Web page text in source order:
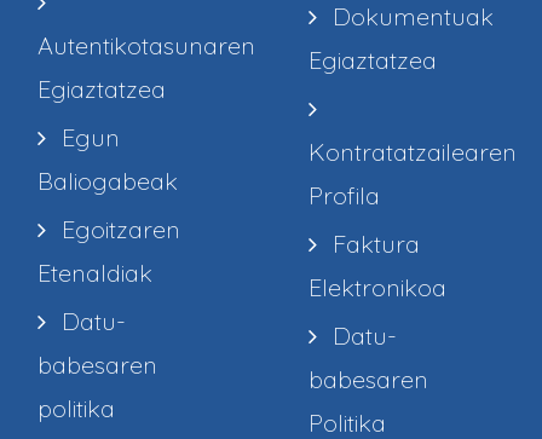
Autentikotasunaren
Egiaztatzea
Egun
Baliogabeak
Egoitzaren
Etenaldiak
Datu-
babesaren
politika
Dokumentuak
Egiaztatzea
Kontratatzailearen
Profila
Faktura
Elektronikoa
Datu-
babesaren
Politika